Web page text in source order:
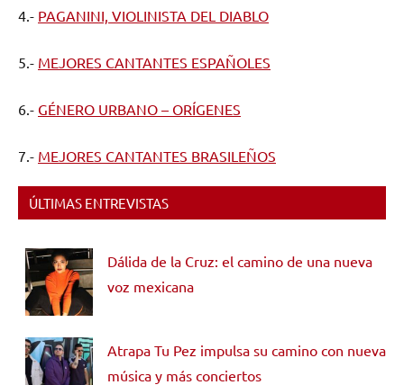
4.- PAGANINI, VIOLINISTA DEL DIABLO
5.- MEJORES CANTANTES ESPAÑOLES
6.- GÉNERO URBANO – ORÍGENES
7.- MEJORES CANTANTES BRASILEÑOS
ÚLTIMAS ENTREVISTAS
Dálida de la Cruz: el camino de una nueva
voz mexicana
Atrapa Tu Pez impulsa su camino con nueva
música y más conciertos